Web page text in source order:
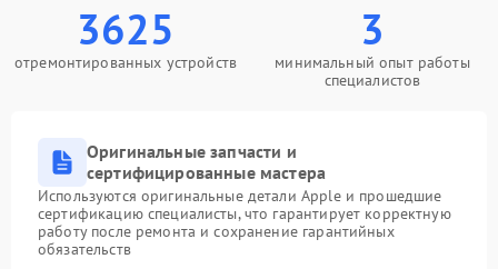
3625
отремонтированных устройств
3
минимальный опыт работы
специалистов
Оригинальные запчасти и
сертифицированные мастера
Используются оригинальные детали Apple и прошедшие
сертификацию специалисты, что гарантирует корректную
работу после ремонта и сохранение гарантийных
обязательств